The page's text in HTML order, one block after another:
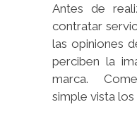
Antes de
contratar
las opiniones
perciben la
marca.
simple vista